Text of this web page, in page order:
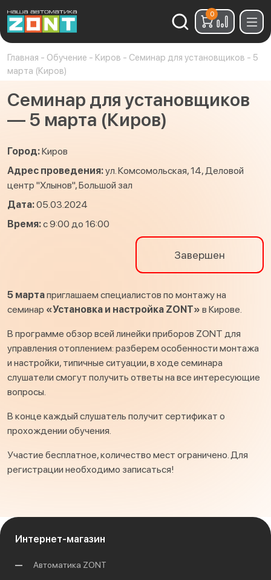
Найти:
0
Главная - Обучение - Киров - Семинар для установщиков - 5
марта (Киров)
Семинар для установщиков
— 5 марта (Киров)
Город:Киров
Адрес проведения:ул. Комсомольская, 14, Деловой
центр "Хлынов", Большой зал
Дата:05.03.2024
Время:с 9:00 до 16:00
Завершен
5 мартаприглашаем специалистов по монтажу на
семинар «Установка и настройка ZONT» в Кирове.
В программе обзор всей линейки приборов ZONT для
управления отоплением: разберем особенности монтажа
и настройки, типичные ситуации, в ходе семинара
слушатели смогут получить ответы на все интересующие
вопросы.
В конце каждый слушатель получит сертификат о
прохождении обучения.
Участие бесплатное, количество мест ограничено. Для
регистрации необходимо записаться!
Интернет-магазин
Автоматика ZONT